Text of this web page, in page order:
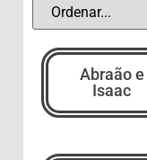
Abraão e
Isaac